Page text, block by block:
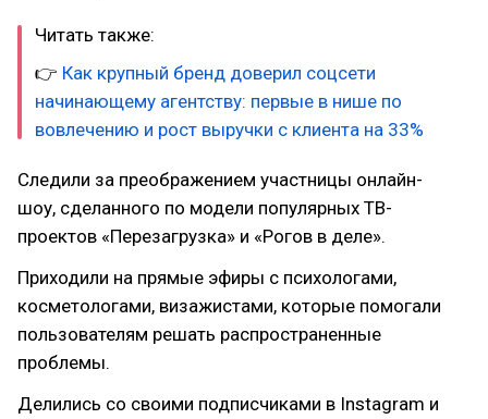
Читать также:
👉 Как крупный бренд доверил соцсети
начинающему агентству: первые в нише по
вовлечению и рост выручки с клиента на 33%
Следили за преображением участницы онлайн-
шоу, сделанного по модели популярных ТВ-
проектов «Перезагрузка» и «Рогов в деле».
Приходили на прямые эфиры с психологами,
косметологами, визажистами, которые помогали
пользователям решать распространенные
проблемы.
Делились со своими подписчиками в Instagram и